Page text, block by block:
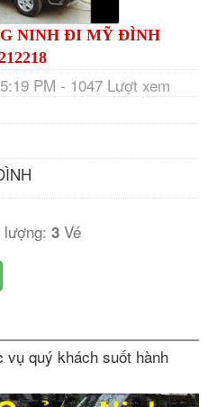
NINH ĐI MỸ ĐÌNH
PM - 1047 Lượt xem
lượng: 3 Vé
vụ quý khách suốt hành